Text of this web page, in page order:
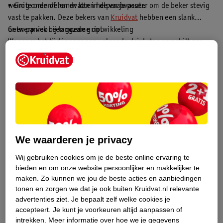
weinig onderdelen en kan in de vaatwasser.
• Grote oren of handvatten helpen je peuter om de beker stevig
vast te pakken. Deze bekers van Kruidvathebben een slank
ontwerp voor een goede grip.
Geen paniek bij langzame ontwikkeling
Wanneer het tijd is voor een volgende drinkstap verschilt per
kind. Zelfstandig leren drinken vereist een goede oog-
handcoördinatie. Daarvoor zijn nieuwe fysieke en cognitieve
nou eenmaal iets sneller dan de ander. De maanden en fasen in
dit artikel zijn algemene richtlijnen en puur ter indicatie. Mocht
je twijfelen aan de ontwikkeling van je kind, neem dan contact
op met het consultatiebureau of de huisarts.
4 product(en) gevonden
Sorteren
We waarderen je privacy
Wij gebruiken cookies om je de beste online ervaring te
bieden en om onze website persoonlijker en makkelijker te
maken. Zo kunnen we jou de beste acties en aanbiedingen
tonen en zorgen we dat je ook buiten Kruidvat.nl relevante
advertenties ziet. Je bepaalt zelf welke cookies je
accepteert. Je kunt je voorkeuren altijd aanpassen of
intrekken.
Meer informatie over hoe we je gegevens